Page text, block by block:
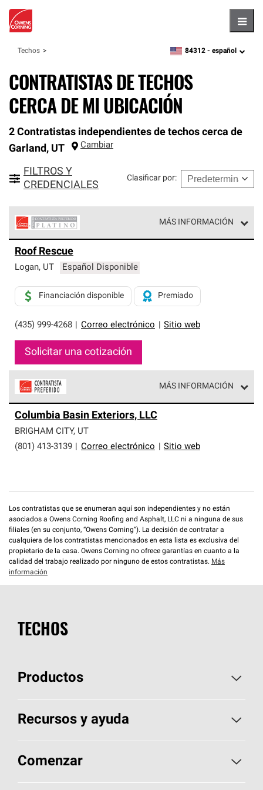
Techos zipcode,language
84312 - español
CONTRATISTAS DE TECHOS
CERCA DE MI UBICACIÓN
2 Contratistas independientes de techos cerca de
Garland, UT Cambiar
FILTROS Y
CREDENCIALES
Clasificar por:
MÁS INFORMACIÓN
Corning constituyen el nivel superior de nuestra red
exclusiva y cumplen con estándares estrictos de
Solo ellos pueden ofrecer nuestra mejor garantía de
sistemas de techos.
Roof Rescue
Logan, UT Español Disponible
(435) 999-4268 Correo electrónico Sitio web
Financiación disponible Premiado
Solicitar una cotización
MÁS INFORMACIÓN
parte de una red exclusiva de profesionales de techos
que cumplen con altos estándares y requisitos estrictos
de profesionalismo y confiabilidad.
Columbia Basin Exteriors, LLC
BRIGHAM CITY, UT
(801) 413-3139
Correo electrónico Sitio web
Los contratistas que se enumeran aquí son independientes y no están
asociados a Owens Corning Roofing and Asphalt, LLC ni a ninguna de sus
filiales (en su conjunto, “Owens Corning”). La decisión de contratar a
cualquiera de los contratistas mencionados en esta lista es exclusiva del
propietario de la casa. Owens Corning no ofrece garantías en cuanto a la
calidad del trabajo realizado por ninguno de estos contratistas. Más
información
TECHOS
Productos
Elija sus tejas
Encuentre un contratista
Recursos y ayuda
Aspectos básicos sobre techos
Herramientas de diseño y color
Comenzar